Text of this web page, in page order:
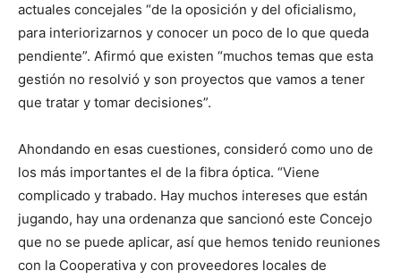
actuales concejales “de la oposición y del oficialismo,
para interiorizarnos y conocer un poco de lo que queda
pendiente”. Afirmó que existen “muchos temas que esta
gestión no resolvió y son proyectos que vamos a tener
que tratar y tomar decisiones”.
Ahondando en esas cuestiones, consideró como uno de
los más importantes el de la fibra óptica. “Viene
complicado y trabado. Hay muchos intereses que están
jugando, hay una ordenanza que sancionó este Concejo
que no se puede aplicar, así que hemos tenido reuniones
con la Cooperativa y con proveedores locales de